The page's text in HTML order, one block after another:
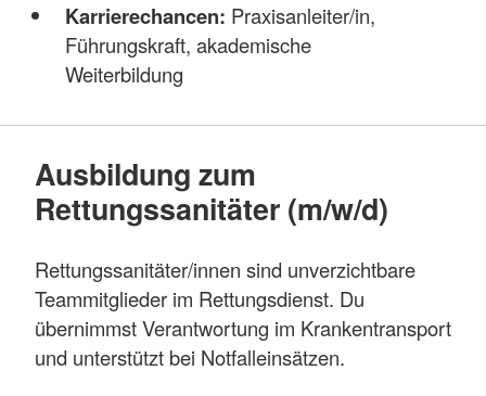
Karrierechancen: Praxisanleiter/in,
Führungskraft, akademische
Weiterbildung
Ausbildung zum
Rettungssanitäter (m/w/d)
Rettungssanitäter/innen sind unverzichtbare
Teammitglieder im Rettungsdienst. Du
übernimmst Verantwortung im Krankentransport
und unterstützt bei Notfalleinsätzen.